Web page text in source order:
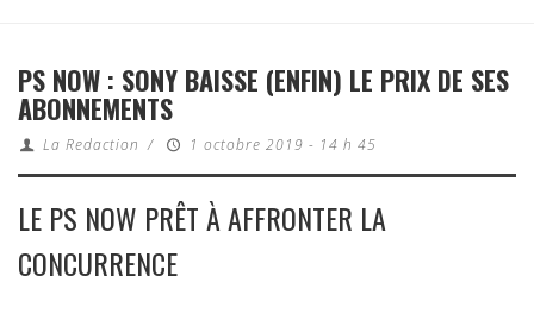
PS NOW : SONY BAISSE (ENFIN) LE PRIX DE SES
ABONNEMENTS
La Redaction / 1 octobre 2019 - 14 h 45
LE PS NOW PRÊT À AFFRONTER LA
CONCURRENCE